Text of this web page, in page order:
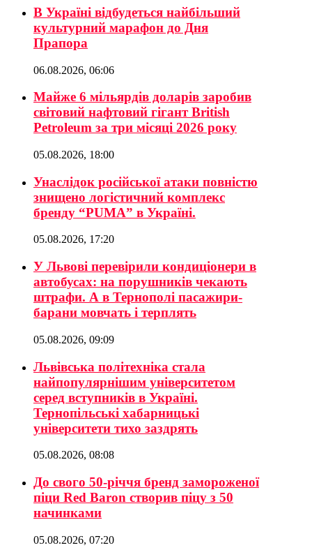
В Україні відбудеться найбільший
культурний марафон до Дня
Прапора
06.08.2026, 06:06
Майже 6 мільярдів доларів заробив
світовий нафтовий гігант British
Petroleum за три місяці 2026 року
05.08.2026, 18:00
Унаслідок російської атаки повністю
знищено логістичний комплекс
бренду “PUMA” в Україні.
05.08.2026, 17:20
У Львові перевірили кондиціонери в
автобусах: на порушників чекають
штрафи. А в Тернополі пасажири-
барани мовчать і терплять
05.08.2026, 09:09
Львівська політехніка стала
найпопулярнішим університетом
серед вступників в Україні.
Тернопільські хабарницькі
університети тихо заздрять
05.08.2026, 08:08
До свого 50-річчя бренд замороженої
піци Red Baron створив піцу з 50
начинками
05.08.2026, 07:20